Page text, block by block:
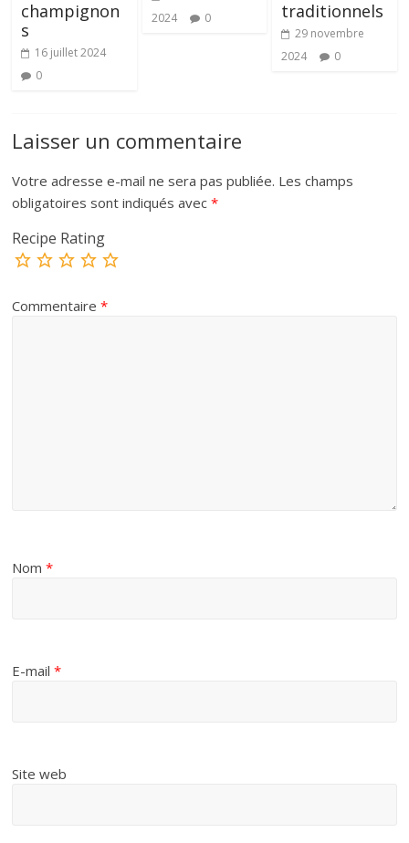
champignon
s
16 juillet 2024
0
2024
0
traditionnels
29 novembre
2024
0
Laisser un commentaire
Votre adresse e-mail ne sera pas publiée. Les champs
obligatoires sont indiqués avec*
Recipe Rating
Commentaire*
Nom*
E-mail*
Site web